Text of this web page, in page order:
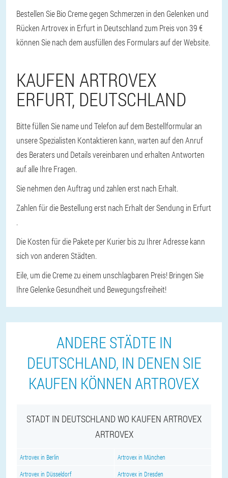
Bestellen Sie Bio Creme gegen Schmerzen in den Gelenken und
Rücken Artrovex in Erfurt in Deutschland zum Preis von 39 €
können Sie nach dem ausfüllen des Formulars auf der Website.
KAUFEN ARTROVEX
ERFURT, DEUTSCHLAND
Bitte füllen Sie name und Telefon auf dem Bestellformular an
unsere Spezialisten Kontaktieren kann, warten auf den Anruf
des Beraters und Details vereinbaren und erhalten Antworten
auf alle Ihre Fragen.
Sie nehmen den Auftrag und zahlen erst nach Erhalt.
Zahlen für die Bestellung erst nach Erhalt der Sendung in Erfurt
.
Die Kosten für die Pakete per Kurier bis zu Ihrer Adresse kann
sich von anderen Städten.
Eile, um die Creme zu einem unschlagbaren Preis! Bringen Sie
Ihre Gelenke Gesundheit und Bewegungsfreiheit!
ANDERE STÄDTE IN
DEUTSCHLAND, IN DENEN SIE
KAUFEN KÖNNEN ARTROVEX
STADT IN DEUTSCHLAND WO KAUFEN ARTROVEX
ARTROVEX
Artrovex in Berlin Artrovex in München
Artrovex in Düsseldorf Artrovex in Dresden